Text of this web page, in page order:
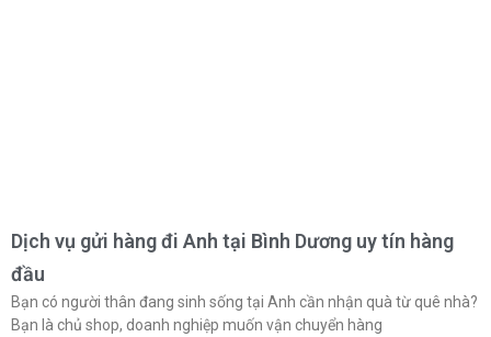
Dịch vụ gửi hàng đi Anh tại Bình Dương uy tín hàng
đầu
Bạn có người thân đang sinh sống tại Anh cần nhận quà từ quê nhà?
Bạn là chủ shop, doanh nghiệp muốn vận chuyển hàng